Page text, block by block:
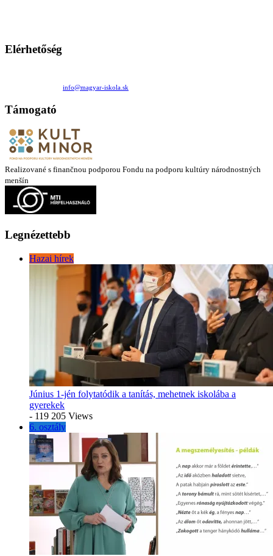
Elérhetőség
info@magyar-iskola.sk
Támogató
Realizované s finančnou podporou Fondu na podporu kultúry národnostných
menšín
Legnézettebb
Hazai hírek
Június 1-jén folytatódik a tanítás, mehetnek iskolába a
gyerekek
- 119 205 Views
6. osztály